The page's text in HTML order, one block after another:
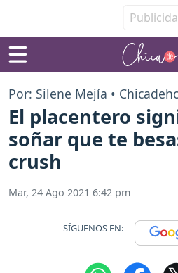
Por: Silene Mejía •
El placentero
soñar que te
crush
Mar, 24 Ago 2021 6:42 pm
SÍGUENOS EN: